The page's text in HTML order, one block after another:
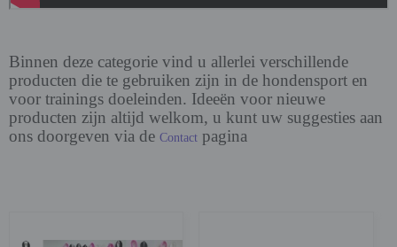
Binnen deze categorie vind u allerlei verschillende
producten die te gebruiken zijn in de hondensport en
voor trainings doeleinden. Ideeën voor nieuwe
producten zijn altijd welkom, u kunt uw suggesties aan
ons doorgeven via de Contact pagina